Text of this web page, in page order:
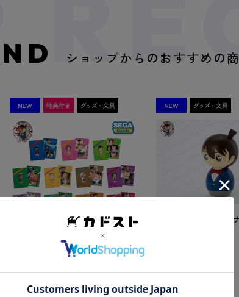
ショップからのおすすめの
ナン TVアニメ「名探偵コナン」
30周年記念クリアファイル Vol.2
【再販】「名探偵コ
こけし 江戸川コナン